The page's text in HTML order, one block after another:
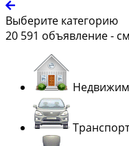
Выберите категорию
20 591 объявление -
Транспорт